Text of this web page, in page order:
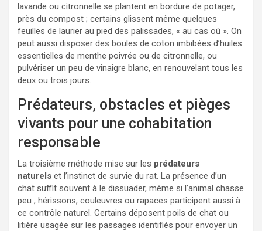
lavande ou citronnelle se plantent en bordure de potager,
près du compost ; certains glissent même quelques
feuilles de laurier au pied des palissades, « au cas où ». On
peut aussi disposer des boules de coton imbibées d’huiles
essentielles de menthe poivrée ou de citronnelle, ou
pulvériser un peu de vinaigre blanc, en renouvelant tous les
deux ou trois jours.
Prédateurs, obstacles et pièges
vivants pour une cohabitation
responsable
La troisième méthode mise sur les prédateurs
naturels et l’instinct de survie du rat. La présence d’un
chat suffit souvent à le dissuader, même si l’animal chasse
peu ; hérissons, couleuvres ou rapaces participent aussi à
ce contrôle naturel. Certains déposent poils de chat ou
litière usagée sur les passages identifiés pour envoyer un